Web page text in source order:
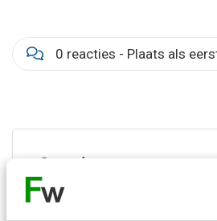
0 reacties - Plaats als
Over de auteurs
Hans Koekkoek